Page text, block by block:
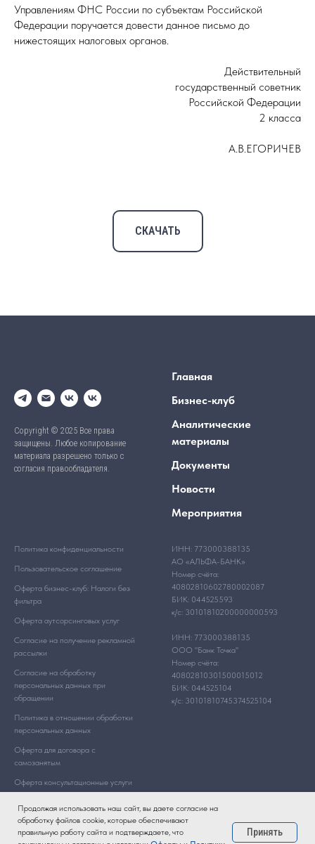
Управлениям ФНС России по субъектам Российской
Федерации поручается довести данное письмо до
нижестоящих налоговых органов.
Действительный
государственный советник
Российской Федерации
2 класса
А.В.ЕГОРИЧЕВ
СКАЧАТЬ
Продолжая использовать наш сайт, вы даете согласие на
обработку файлов cookie, которые обеспечивают
правильную работу сайта и подтверждаете, что
Принять
Copyright © 2025 Все права
защищены. Любое копирование
материала разрешено только с
согласия правообладателя.
Главная
Бизнес-клуб
Аналитические
материалы
Документы
Новости
Мероприятия
Политика конфиденциальности
Пользовательское соглашение
Оферта бизнес-клуб: Налоги без
фильтра
Оферта аутсорсинговых услуг
Согласие на получение рекламной
рассылки
Согласие на обработку
персональных данных при
обращении
Политика в отношении обработки
персональных данных
Оферта для договора с
самозанятым
Оферта консультационные услуги
ИНН: 773000388135
АО «АЛЬФА-БАНК»
Номер счёта:
40802810602780002087
БИК: 044525593
к/с: 30101810200000000593
ИНН: 773000388135
ООО "Банк Точка"
Номер счёта:
40802810301500015012
БИК: 044525104
к/с: 30101810745374525104